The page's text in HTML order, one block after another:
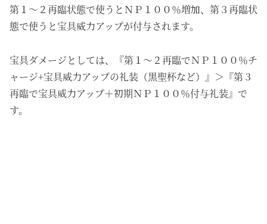
第１～２再臨状態で使うとＮＰ１００％増加、第３再臨状
態で使うと宝具威力アップが付与されます。
宝具ダメージとしては、『第１～２再臨でＮＰ１００％チ
ャージ+宝具威力アップの礼装（黒聖杯など）』＞『第３
再臨で宝具威力アップ＋初期ＮＰ１００％付与礼装』で
す。